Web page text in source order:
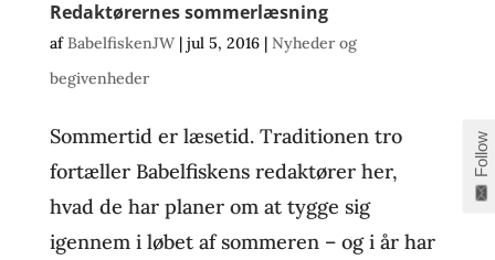
Redaktørernes sommerlæsning
afBabelfiskenJW| jul 5, 2016| Nyheder og
begivenheder
Sommertid er læsetid. Traditionen tro
fortæller Babelfiskens redaktører her,
hvad de har planer om at tygge sig
igennem i løbet af sommeren – og i år har
Follow